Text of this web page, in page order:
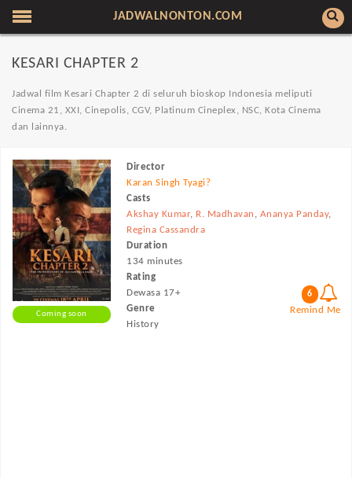
JADWALNONTON.COM
KESARI CHAPTER 2
Jadwal film Kesari Chapter 2 di seluruh bioskop Indonesia meliputi
Cinema 21, XXI, Cinepolis, CGV, Platinum Cineplex, NSC, Kota Cinema
dan lainnya.
Coming soon
Director
Karan Singh Tyagi?
Casts
Akshay Kumar, R. Madhavan , Ananya Panday,
Regina Cassandra
Duration
134 minutes
Rating
Dewasa 17+
Genre
History
6
Remind Me